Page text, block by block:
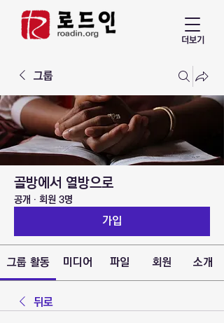
더보기
그룹
골방에서 열방으로
공개 · 회원 3명
가입
그룹 활동 미디어 파일 회원 소개
뒤로